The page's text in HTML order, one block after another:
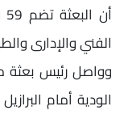
الفني والإدارى
وواصل رئيس بعثة
الودية أمام